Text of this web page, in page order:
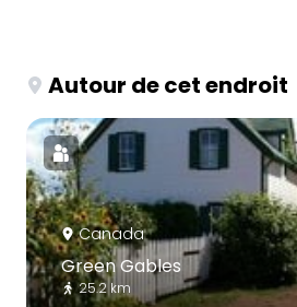
Autour de cet endroit
Canada
Green Gables
25.2 km